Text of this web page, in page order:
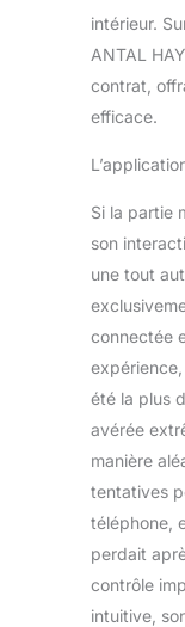
intérieur.
ANTAL
contrat,
efficace.
Si la partie
son
une tout
connectée
été la plus
avérée
manière
tentatives
téléphone,
perdait
contrôle
intuitive,